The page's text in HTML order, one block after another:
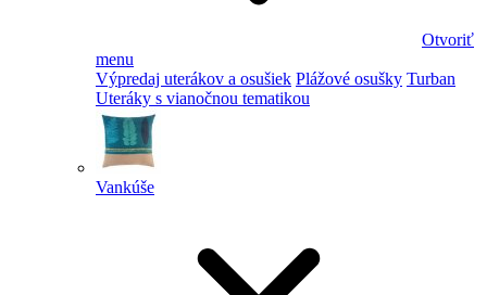
Otvoriť
menu
Výpredaj uterákov a osušiek Plážové osušky Turban
Uteráky s vianočnou tematikou
Vankúše